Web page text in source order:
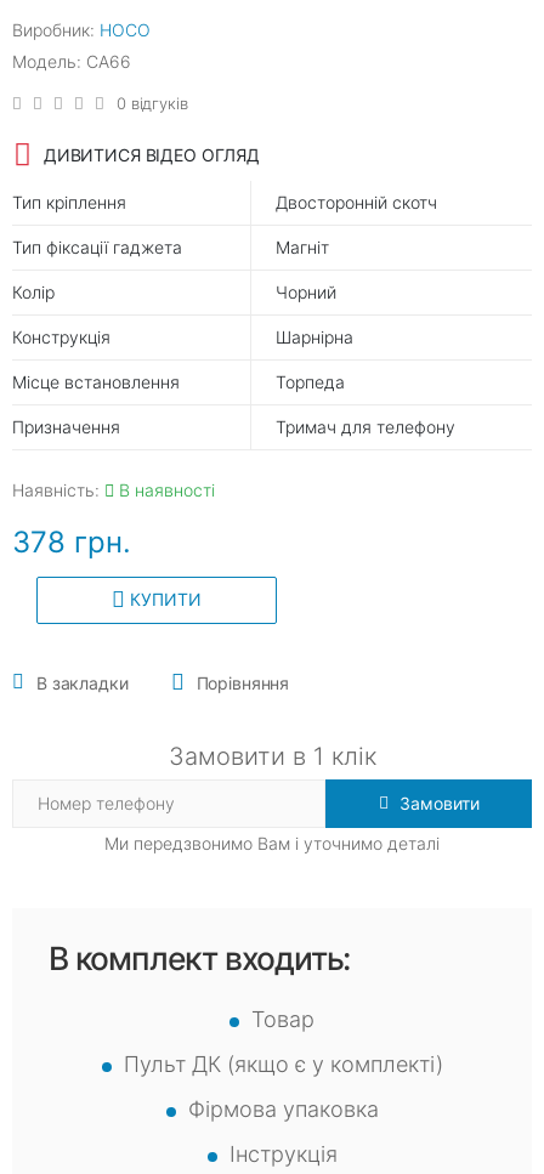
Виробник: HOCO
Модель: CA66
0 відгуків
ДИВИТИСЯ ВІДЕО ОГЛЯД
Тип кріплення Двосторонній скотч
Тип фіксації гаджета Магніт
Колір Чорний
Конструкція Шарнірна
Місце встановлення Торпеда
Призначення Тримач для телефону
Наявність: В наявності
378 грн.
КУПИТИ
В закладки Порівняння
Замовити в 1 клік
Замовити
Ми передзвонимо Вам і уточнимо деталі
В комплект входить:
Товар
Пульт ДК (якщо є у комплекті)
Фірмова упаковка
Інструкція